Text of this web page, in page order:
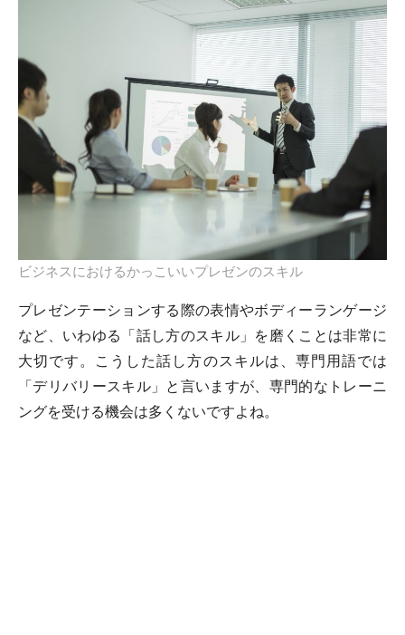
ビジネスにおけるかっこいいプレゼンのスキル
プレゼンテーションする際の表情やボディーランゲージ
など、いわゆる「話し方のスキル」を磨くことは非常に
大切です。こうした話し方のスキルは、専門用語では
「デリバリースキル」と言いますが、専門的なトレーニ
ングを受ける機会は多くないですよね。